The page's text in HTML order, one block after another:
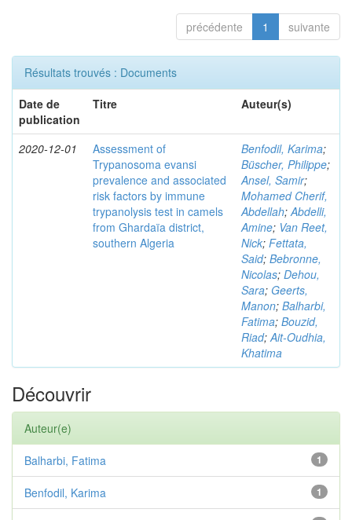
précédente 1 suivante
Résultats trouvés : Documents
Date de
publication
Titre Auteur(s)
2020-12-01
Assessment of
Trypanosoma evansi
prevalence and associated
risk factors by immune
trypanolysis test in camels
from Ghardaïa district,
southern Algeria
Benfodil, Karima;
Büscher, Philippe;
Ansel, Samir;
Mohamed Cherif,
Abdellah;Abdelli,
Amine; Van Reet,
Nick; Fettata,
Said; Bebronne,
Nicolas; Dehou,
Sara; Geerts,
Manon; Balharbi,
Fatima; Bouzid,
Riad;Ait-Oudhia,
Khatima
Découvrir
Auteur(e)
1
Balharbi, Fatima
1
Benfodil, Karima